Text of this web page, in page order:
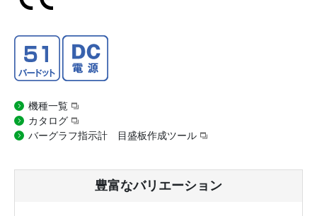
機種一覧
カタログ
バーグラフ指示計 目盛板作成ツール
豊富なバリエーション